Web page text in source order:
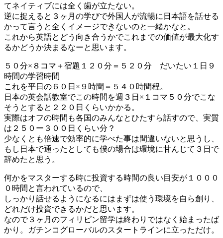
てネイティブには全く歯が立たない。
逆に捉えると３ヶ月の学びで外国人が流暢に日本語を話せる
かって言うと全くイメージできないのと一緒かなと。
これから英語とどう向き合うかでこれまでの価値が最大化す
るかどうか決まるなーと思います。
５０分×８コマ＋宿題１２０分＝５２０分 だいたい１日９
時間の学習時間
これを平日の６０日×９時間＝５４０時間程。
日本の英会話教室でこの時間を週３日×１コマ５０分でこな
そうとすると２２０日くらいかかる。
実際はオフの時間も各国のみんなとひたすら話すので、実質
は２５０ー３００日くらい分？
少なくとも倍速で効率的に学べた事は間違いないと思うし、
もし日本で通ったとしても僕の場合は環境に甘んじて３日で
辞めたと思う。
何かをマスターする時に投資する時間の良い目安が１０００
０時間と言われているので、
しっかり話せるようになるにはまずは使う環境を自ら創り、
どれだけ投資できるかだと思います。
なので３ヶ月のフィリピン留学は終わりではなく始まったば
かり。ガチンコグローバルのスタートラインに立っただけ。